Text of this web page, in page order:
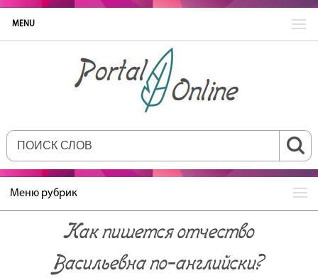
MENU
Меню рубрик
Как пишется отчество
Васильевна по‐английски?